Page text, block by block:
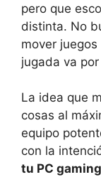
pero que
distinta. No
mover
jugada va
La idea que
cosas al
equipo
con la
tu PC gaming